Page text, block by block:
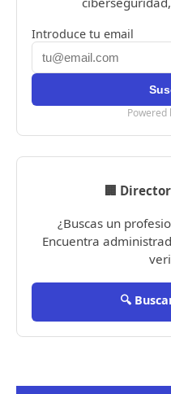
Introduce tu email
Powered
🏢
¿Buscas un
Encuentra
🔍